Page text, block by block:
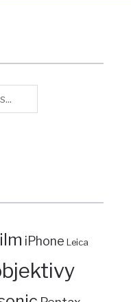
iPhone Leica